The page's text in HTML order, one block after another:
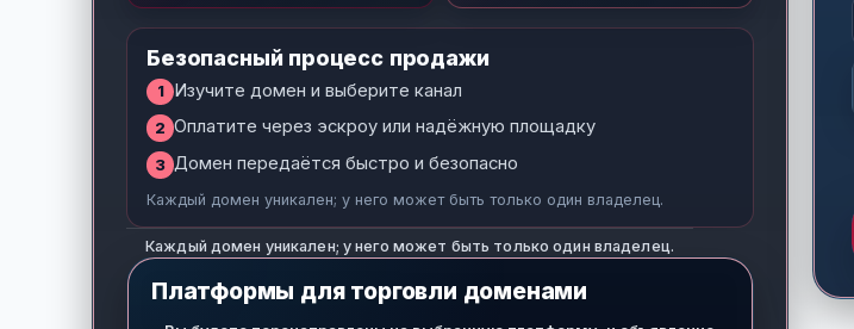
Безопасный процесс продажи
1 Изучите домен и выберите канал
2 Оплатите через эскроу или надёжную площадку
3 Домен передаётся быстро и безопасно
Каждый домен уникален; у него может быть только один владелец.
Каждый домен уникален; у него может быть только один владелец.
Платформы для торговли доменами